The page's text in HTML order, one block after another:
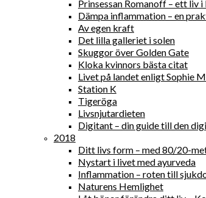
Prinsessan Romanoff – ett liv
Dämpa inflammation – en
Av egen kraft
Det lilla galleriet i solen
Skuggor över Golden Gate
Kloka kvinnors bästa citat
Livet på landet enligt Sophie
Station K
Tigeröga
Livsnjutardieten
Digitant – din guide till den
2018
Ditt livs form – med 80/20-
Nystart i livet med ayurveda
Inflammation – roten till
Naturens Hemlighet